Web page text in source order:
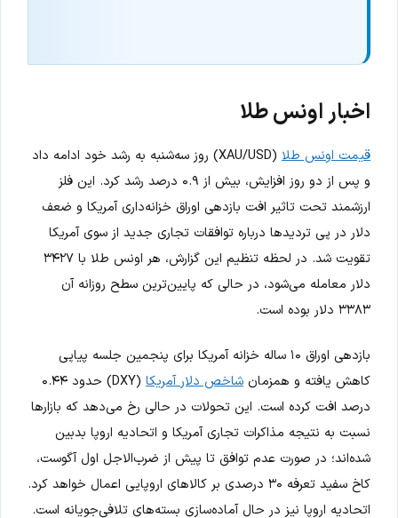
اخبار اونس طلا
قیمت اونس طلا
(XAU/USD) روز سه‌شنبه به رشد خود ادامه داد
و پس از دو روز افزایش، بیش از ۰.۹ درصد رشد کرد. این فلز
ارزشمند تحت تاثیر افت بازدهی اوراق خزانه‌داری آمریکا و ضعف
دلار در پی تردیدها درباره توافقات تجاری جدید از سوی آمریکا
تقویت شد. در لحظه تنظیم این گزارش، هر اونس طلا با ۳۴۲۷
دلار معامله می‌شود، در حالی که پایین‌ترین سطح روزانه آن
۳۳۸۳ دلار بوده است.
بازدهی اوراق ۱۰ ساله خزانه آمریکا برای پنجمین جلسه پیاپی
کاهش یافته و همزمان شاخص دلار آمریکا
(DXY) حدود ۰.۴۴
درصد افت کرده است. این تحولات در حالی رخ می‌دهد که بازارها
نسبت به نتیجه مذاکرات تجاری آمریکا و اتحادیه اروپا بدبین
شده‌اند؛ در صورت عدم توافق تا پیش از ضرب‌الاجل اول آگوست،
کاخ سفید تعرفه ۳۰ درصدی بر کالاهای اروپایی اعمال خواهد کرد.
اتحادیه اروپا نیز در حال آماده‌سازی بسته‌های تلافی‌جویانه است.